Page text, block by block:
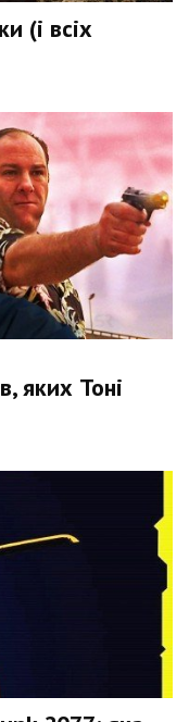
(і всіх
яких Тоні